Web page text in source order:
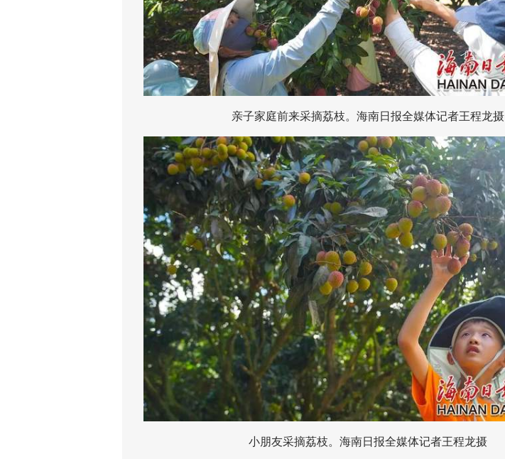
亲子家庭前来采摘荔枝。海南日报全媒体记者王程龙摄
小朋友采摘荔枝。海南日报全媒体记者王程龙摄